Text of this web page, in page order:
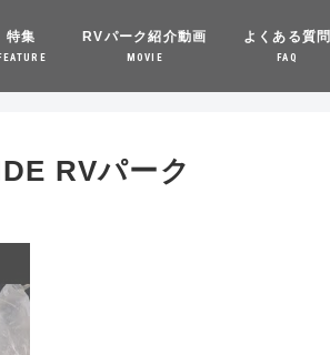
特集
FEATURE
RVパーク紹介動画
MOVIE
よくある質問
FAQ
RVパーク